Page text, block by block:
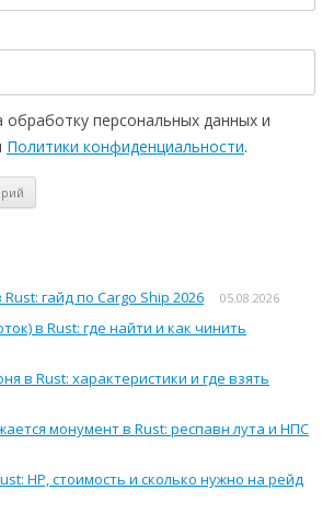
обработку персональных данных и
Политики конфиденциальности.
гайд по Cargo Ship 2026 05.08.2026
в Rust: где найти и как чинить
в Rust: характеристики и где взять
монумент в Rust: респавн лута и НПС
HP, стоимость и сколько нужно на рейд